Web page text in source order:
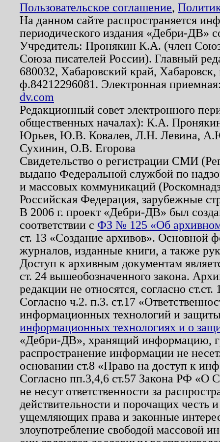
Пользовательское соглашение,
На данном сайте распространяется
периодического издания «Дебри-ДВ»
Учредитель: Пронякин К.А. (член
Союза писателей России). Главный
680032, Хабаровский край,
ф.84212296081. Электронная
dv.com
Редакционный совет электронного
общественных началах): К.А.
Юрьев, Ю.В. Ковалев, Л.Н. Левина,
Сухинин, О.В. Егорова
Свидетельство о регистрации СМИ
выдано Федеральной службой по
и массовых коммуникаций
Российская Федерация, зарубежные
В 2006 г. проект «Дебри-ДВ» был
соответствии с ФЗ № 125 «Об
ст. 13 «Создание архивов». Основной
журналов, изданные книги, а также
Доступ к архивным документам
ст. 24 вышеобозначенного закона.
редакции не относятся, согласно
Согласно ч.2. п.3. ст.17
информационных технологий и
информационных технологиях и о
«Дебри-ДВ», хранящий информацию,
распространение информации не
основании ст.8 «Право на доступ к
Согласно пп.3,4,6 ст.57 Закона РФ «О
не несут ответственности за
действительности и порочащих честь
ущемляющих права и законные
злоупотребление свободой массовой